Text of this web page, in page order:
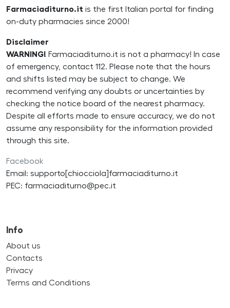
Farmaciaditurno.it is the first Italian portal for finding
on-duty pharmacies since 2000!
Disclaimer
WARNING! Farmaciaditurno.it is not a pharmacy! In case
of emergency, contact 112. Please note that the hours
and shifts listed may be subject to change. We
recommend verifying any doubts or uncertainties by
checking the notice board of the nearest pharmacy.
Despite all efforts made to ensure accuracy, we do not
assume any responsibility for the information provided
through this site.
Facebook
Email: supporto[chiocciola]farmaciaditurno.it
PEC: farmaciaditurno@pec.it
Info
About us
Contacts
Privacy
Terms and Conditions